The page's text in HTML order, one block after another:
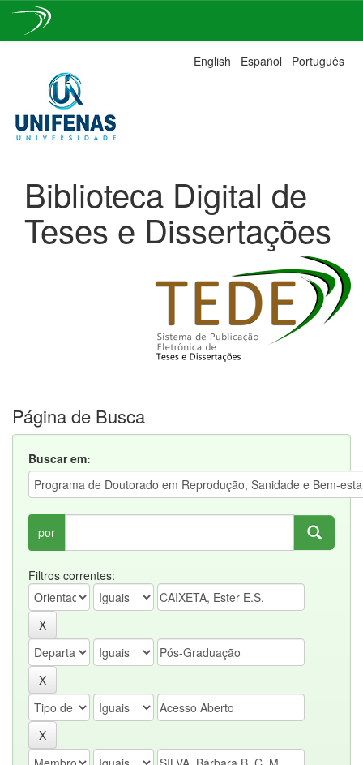
navigation
English Español Português
Biblioteca Digital de
Teses e Dissertações
Página de Busca
Buscar em:
por
Filtros correntes: